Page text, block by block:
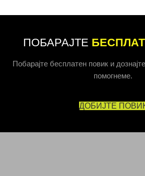
ПОБАРАЈТЕ
Побарајте бесплатен повик и
помогнеме.
ДОБИЈТЕ